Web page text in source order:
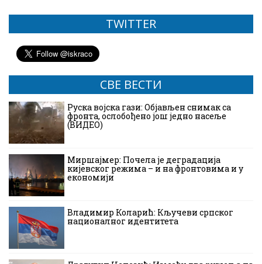
TWITTER
СВЕ ВЕСТИ
Руска војска гази: Објављен снимак са
фронта, ослобођено још једно насеље
(ВИДЕО)
Миршајмер: Почела је деградација
кијевског режима – и на фронтовима и у
економији
Владимир Коларић: Кључеви српског
националног идентитета